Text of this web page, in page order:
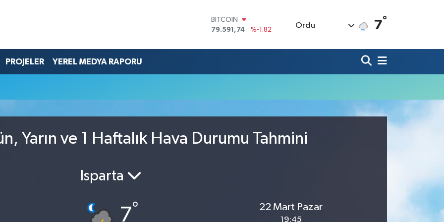
BITCOIN
79.591,74
%-1.82
45,43620
%0.02
BİST100
Ordu 7°
PROJELER YEREL MEDYA RAPORU
Yarın ve 1 Haftalık Hava Durumu Tahmini
Isparta
7° 22 Mart Pazar
19:45